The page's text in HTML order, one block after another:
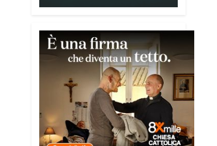
Tra le testimonianze quella di Thea,
giovane libanese del Consiglio dei
Giovani del Mediterraneo della CEI: «Il
campo è molto più di un’esperienza di
volontariato: è un’opportunità per
costruire relazioni attraverso il servizio,
linguaggio universale capace di unire
persone diverse».
Condividi: